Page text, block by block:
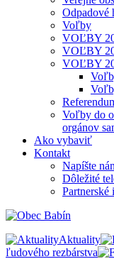
Odpadové
Voľby
VOĽBY
VOĽBY
VOĽBY
Voľby do
orgánov
Ako vybaviť
Kontakt
Napíšte
Dôležité
Partnerské
Aktuality
ľudového rezbárstva